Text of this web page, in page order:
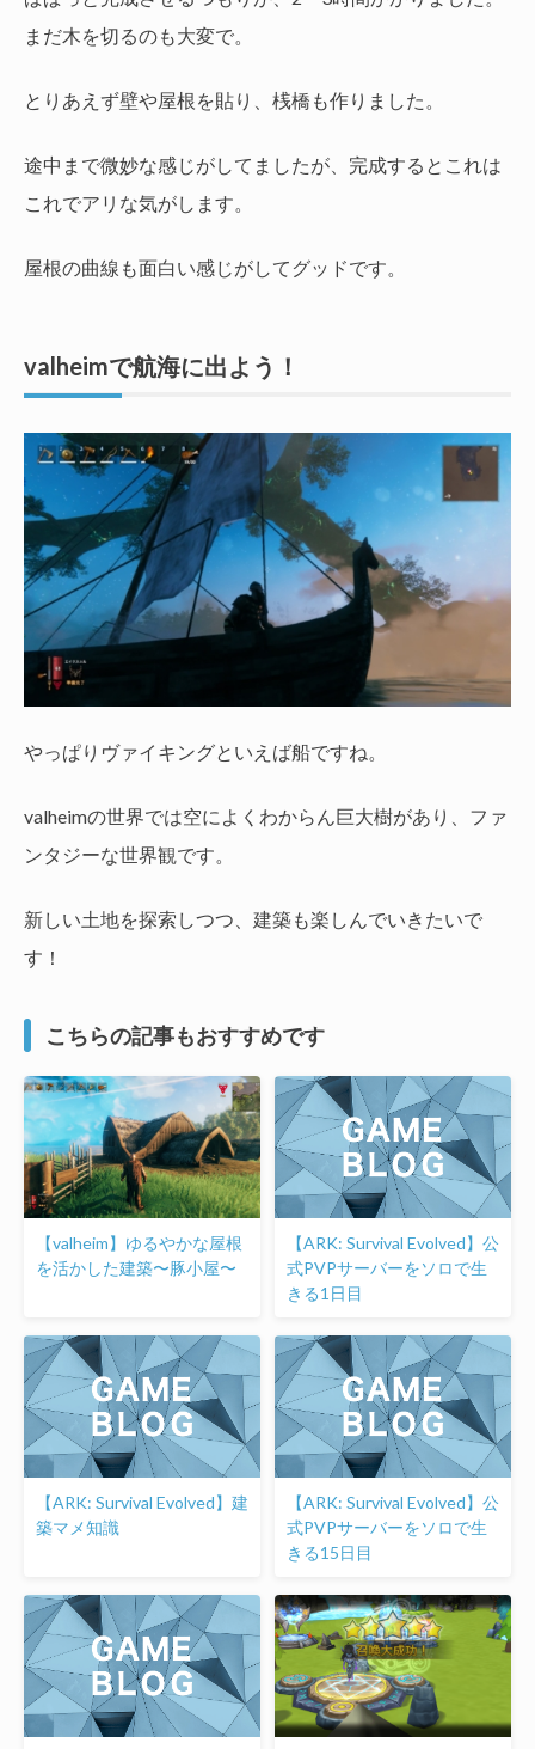
まだ木を切るのも大変で。
とりあえず壁や屋根を貼り、桟橋も作りました。
途中まで微妙な感じがしてましたが、完成するとこれは
これでアリな気がします。
屋根の曲線も面白い感じがしてグッドです。
valheimで航海に出よう！
やっぱりヴァイキングといえば船ですね。
valheimの世界では空によくわからん巨大樹があり、ファ
ンタジーな世界観です。
新しい土地を探索しつつ、建築も楽しんでいきたいで
す！
こちらの記事もおすすめです
【valheim】ゆるやかな屋根
を活かした建築〜豚小屋〜
【ARK: Survival Evolved】公
式PVPサーバーをソロで生
きる1日目
【ARK: Survival Evolved】建
築マメ知識
【ARK: Survival Evolved】公
式PVPサーバーをソロで生
きる15日目